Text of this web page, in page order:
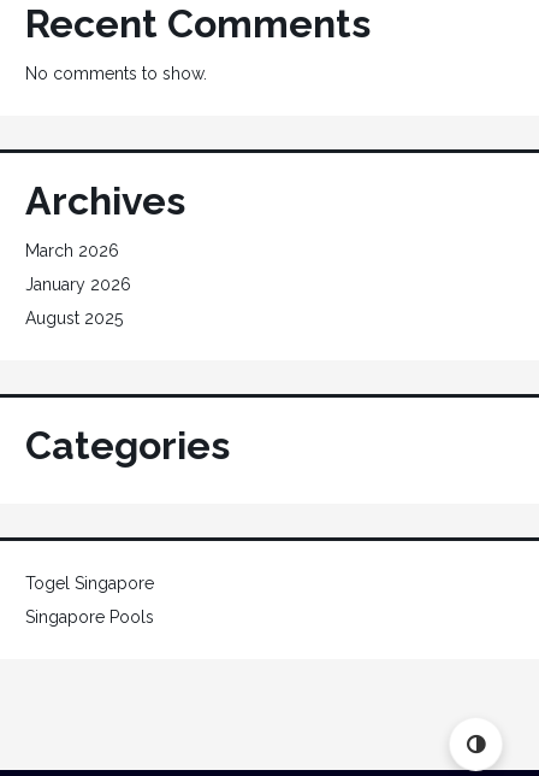
Recent Comments
No comments to show.
Archives
March 2026
January 2026
August 2025
Categories
Togel Singapore
Singapore Pools